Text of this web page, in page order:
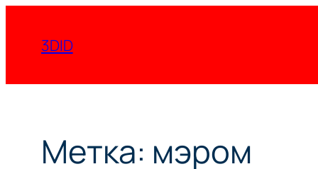
содержимому
3DID
Метка: мэром